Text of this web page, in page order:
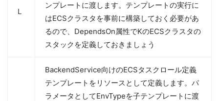
L
ンプレートに渡します。テンプレートの実行に
はECSクラスタを事前に構築しておく必要があ
るので、DependsOn属性でKのECSクラスタの
スタックを定義しておきましょう
BackendService向けのECSタスクロール定義
テンプレートをリソースとして定義します。パ
ラメータとしてEnvTypeを子テンプレートに渡